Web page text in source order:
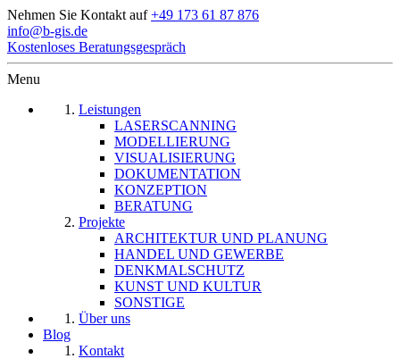
Nehmen Sie Kontakt auf+49 173 61 87 876
info@b-gis.de
Kostenloses Beratungsgespräch
Menu
Leistungen
LASERSCANNING
MODELLIERUNG
VISUALISIERUNG
DOKUMENTATION
KONZEPTION
BERATUNG
Projekte
ARCHITEKTUR UND PLANUNG
HANDEL UND GEWERBE
DENKMALSCHUTZ
KUNST UND KULTUR
SONSTIGE
Über uns
Blog
Kontakt